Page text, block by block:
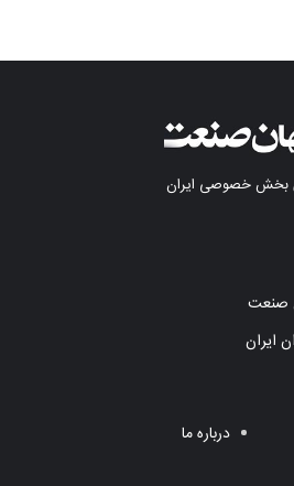
بخش خصوصی ایران
صنعت
ایران
درباره ما